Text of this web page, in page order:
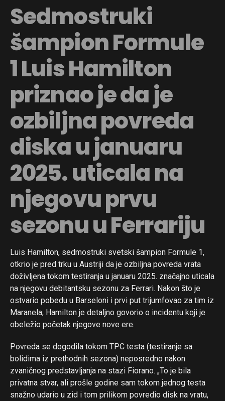
Sedmostruki
šampion Formule
1 Luis Hamilton
priznao je da je
ozbiljna povreda
diska u januaru
2025. uticala na
njegovu prvu
sezonu u Ferrariju
Luis Hamilton, sedmostruki svetski šampion Formule 1,
otkrio je pred trku u Austriji da je ozbiljna povreda vrata
doživljena tokom testiranja u januaru 2025. značajno uticala
na njegovu debitantsku sezonu za Ferrari. Nakon što je
ostvario pobedu u Barseloni i prvi put trijumfovao za tim iz
Maranela, Hamilton je detaljno govorio o incidentu koji je
obeležio početak njegove nove ere.
Povreda se dogodila tokom TPC testa (testiranje sa
bolidima iz prethodnih sezona) neposredno nakon
zvaničnog predstavljanja na stazi Fiorano. „To je bila
privatna stvar, ali prošle godine sam tokom jednog testa
snažno udario u zid i tom prilikom povredio disk na vratu,